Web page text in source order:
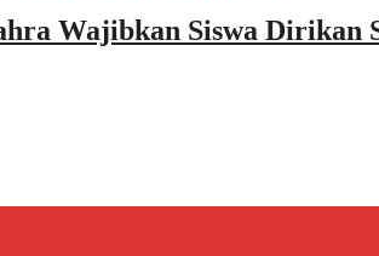
Wajibkan Siswa Dirikan